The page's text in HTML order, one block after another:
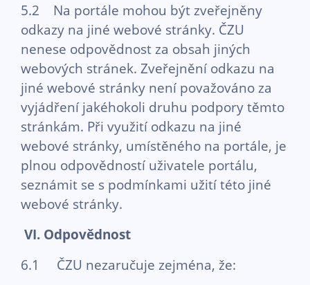
5.2 Na portále mohou být zveřejněny
odkazy na jiné webové stránky. ČZU
nenese odpovědnost za obsah jiných
webových stránek. Zveřejnění odkazu na
jiné webové stránky není považováno za
vyjádření jakéhokoli druhu podpory těmto
stránkám. Při využití odkazu na jiné
webové stránky, umístěného na portále, je
plnou odpovědností uživatele portálu,
seznámit se s podmínkami užití této jiné
webové stránky.
VI. Odpovědnost
6.1 ČZU nezaručuje zejména, že: